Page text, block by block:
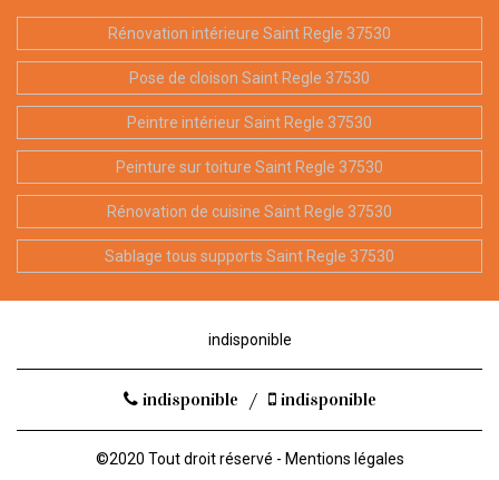
Rénovation intérieure Saint Regle 37530
Pose de cloison Saint Regle 37530
Peintre intérieur Saint Regle 37530
Peinture sur toiture Saint Regle 37530
Rénovation de cuisine Saint Regle 37530
Sablage tous supports Saint Regle 37530
indisponible
indisponible / indisponible
©2020 Tout droit réservé - Mentions légales